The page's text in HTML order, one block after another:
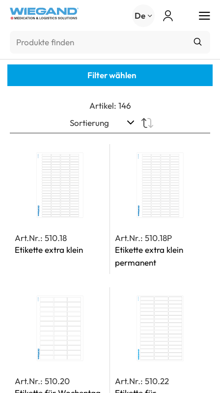
De
Filter wählen
Artikel: 146
Art.Nr.: 510.18
Etikette extra klein
Art.Nr.: 510.18P
Etikette extra klein
permanent
Art.Nr.: 510.20
Art.Nr.: 510.22